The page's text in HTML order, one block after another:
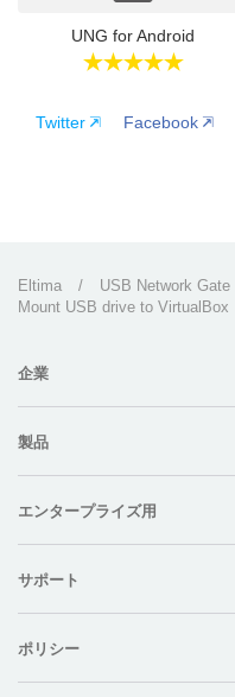
UNG for Android
Twitter Facebook
Eltima / USB Network Gate
Mount USB drive to VirtualBox
企業
製品
エンタープライズ用
サポート
ポリシー